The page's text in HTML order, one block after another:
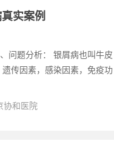
实案例
问题分析： 银屑病也叫牛皮
传因素，感染因素，免疫功
协和医院